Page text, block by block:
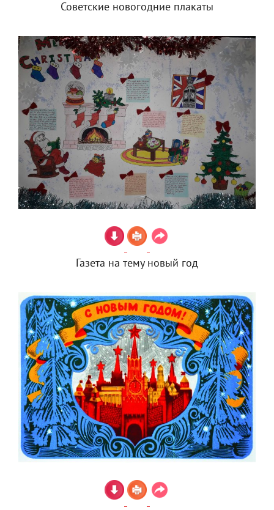
Советские новогодние плакаты
Газета на тему новый год